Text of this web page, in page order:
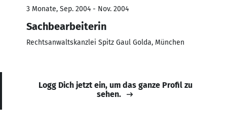
3 Monate, Sep. 2004 - Nov. 2004
Sachbearbeiterin
Rechtsanwaltskanzlei Spitz Gaul Golda, München
Logg Dich jetzt ein, um das ganze Profil zu
sehen.